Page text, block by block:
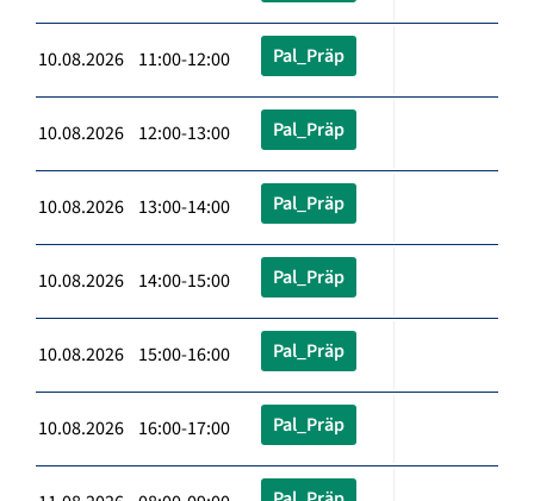
10.08.2026 11:00-12:00 Pal_Präp
10.08.2026 12:00-13:00 Pal_Präp
10.08.2026 13:00-14:00 Pal_Präp
10.08.2026 14:00-15:00 Pal_Präp
10.08.2026 15:00-16:00 Pal_Präp
10.08.2026 16:00-17:00 Pal_Präp